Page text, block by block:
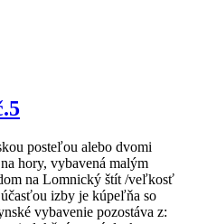
posteľou alebo dvomi
hory, vybavená malým
na Lomnický štít /veľkosť
izby je kúpeľňa so
vybavenie pozostáva z: